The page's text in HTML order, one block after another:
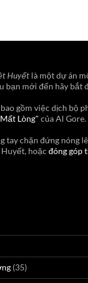
Huyết là một dự án
bạn mới đến hãy bắt
gồm việc dịch bộ
Lòng" của Al Gore.
tay chặn đứng nóng
hoặc đóng góp
(35)